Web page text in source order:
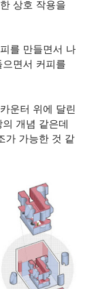
상호 작용을
를 만들면서 나
면서 커피를
운터 위에 달린
개념 같은데
가 가능한 것 같